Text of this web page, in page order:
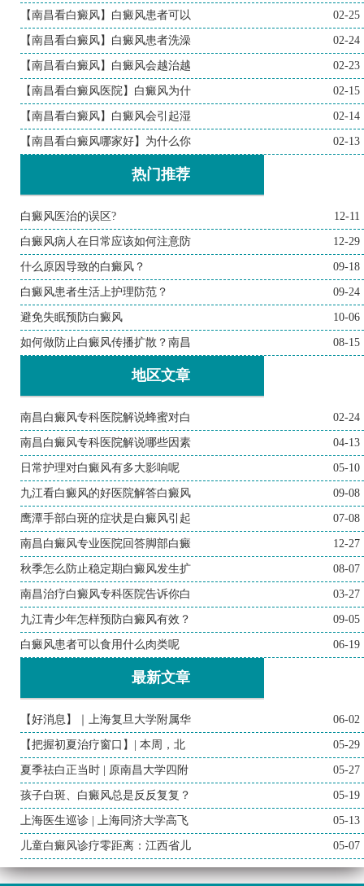
【南昌看白癜风】白癜风患者可以 02-25
【南昌看白癜风】白癜风患者洗澡 02-24
【南昌看白癜风】白癜风会越治越 02-23
【南昌看白癜风医院】白癜风为什 02-15
【南昌看白癜风】白癜风会引起湿 02-14
【南昌看白癜风哪家好】为什么你 02-13
热门推荐
白癜风医治的误区? 12-11
白癜风病人在日常应该如何注意防 12-29
什么原因导致的白癜风？ 09-18
白癜风患者生活上护理防范？ 09-24
避免失眠预防白癜风 10-06
如何做防止白癜风传播扩散？南昌 08-15
地区文章
南昌白癜风专科医院解说蜂蜜对白 02-24
南昌白癜风专科医院解说哪些因素 04-13
日常护理对白癜风有多大影响呢 05-10
九江看白癜风的好医院解答白癜风 09-08
鹰潭手部白斑的症状是白癜风引起 07-08
南昌白癜风专业医院回答脚部白癜 12-27
秋季怎么防止稳定期白癜风发生扩 08-07
南昌治疗白癜风专科医院告诉你白 03-27
九江青少年怎样预防白癜风有效？ 09-05
白癜风患者可以食用什么肉类呢 06-19
最新文章
【好消息】｜上海复旦大学附属华 06-02
【把握初夏治疗窗口】| 本周，北 05-29
夏季祛白正当时 | 原南昌大学四附 05-27
孩子白斑、白癜风总是反反复复？ 05-19
上海医生巡诊 | 上海同济大学高飞 05-13
儿童白癜风诊疗零距离：江西省儿 05-07